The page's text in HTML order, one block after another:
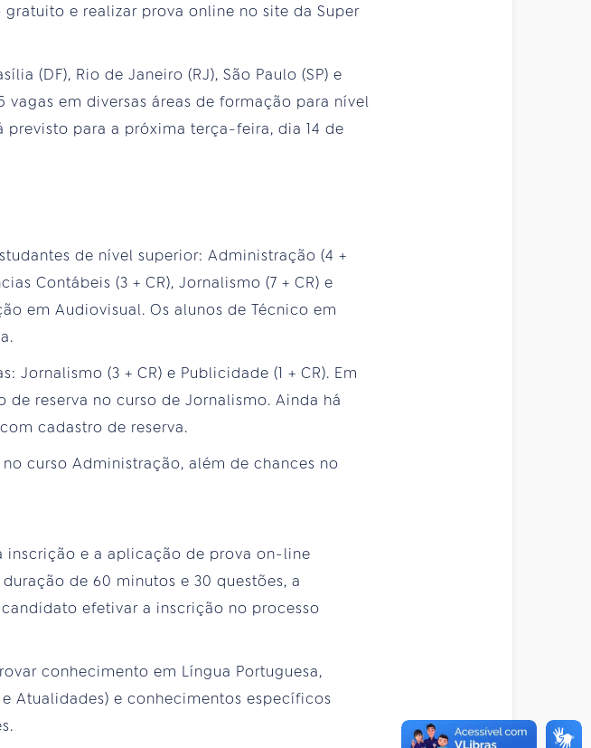
gratuito e realizar prova online no site da Super
(DF), Rio de Janeiro (RJ), São Paulo (SP) e
em diversas áreas de formação para nível
para a próxima terça-feira, dia 14 de
de nível superior: Administração (4 +
Contábeis (3 + CR), Jornalismo (7 + CR) e
em Audiovisual. Os alunos de Técnico em
(3 + CR) e Publicidade (1 + CR). Em
reserva no curso de Jornalismo. Ainda há
cadastro de reserva.
curso Administração, além de chances no
inscrição e a aplicação de prova on-line
de 60 minutos e 30 questões, a
efetivar a inscrição no processo
conhecimento em Língua Portuguesa,
Atualidades) e conhecimentos específicos